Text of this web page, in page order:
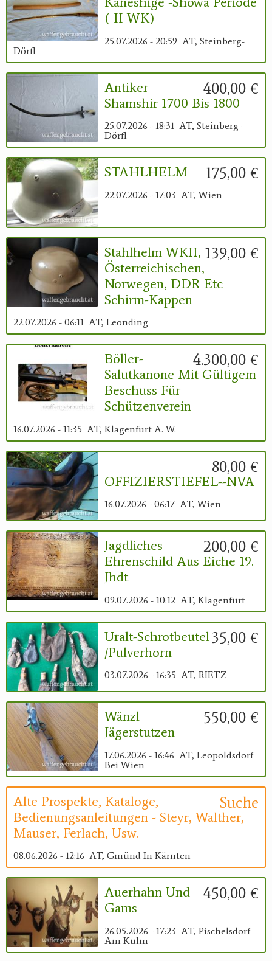
( II WK)
25.07.2026 - 20:59 AT, Steinberg-
Dörfl
400,00 €
Antiker
Shamshir 1700 Bis 1800
25.07.2026 - 18:31 AT, Steinberg-
Dörfl
175,00 €
STAHLHELM
22.07.2026 - 17:03 AT, Wien
139,00 €
Stahlhelm WKII,
Österreichischen,
Norwegen, DDR Etc
Schirm-Kappen
22.07.2026 - 06:11 AT, Leonding
4.300,00 €
Böller-
Salutkanone Mit Gültigem
Beschuss Für
Schützenverein
16.07.2026 - 11:35 AT, Klagenfurt A. W.
80,00 €
OFFIZIERSTIEFEL--NVA
16.07.2026 - 06:17 AT, Wien
200,00 €
Jagdliches
Ehrenschild Aus Eiche 19.
Jhdt
09.07.2026 - 10:12 AT, Klagenfurt
35,00 €
Uralt-Schrotbeutel
/Pulverhorn
03.07.2026 - 16:35 AT, RIETZ
550,00 €
Wänzl
Jägerstutzen
17.06.2026 - 16:46 AT, Leopoldsdorf
Bei Wien
Suche
Alte Prospekte, Kataloge,
Bedienungsanleitungen - Steyr, Walther,
Mauser, Ferlach, Usw.
08.06.2026 - 12:16 AT, Gmünd In Kärnten
450,00 €
Auerhahn Und
Gams
26.05.2026 - 17:23 AT, Pischelsdorf
Am Kulm